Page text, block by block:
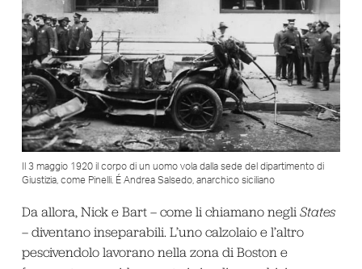
Il 3 maggio 1920 il corpo di un uomo vola dalla sede del dipartimento di
Giustizia, come Pinelli. É Andrea Salsedo, anarchico siciliano
Da allora, Nick e Bart – come li chiamano negli States
– diventano inseparabili. L’uno calzolaio e l’altro
pescivendolo lavorano nella zona di Boston e